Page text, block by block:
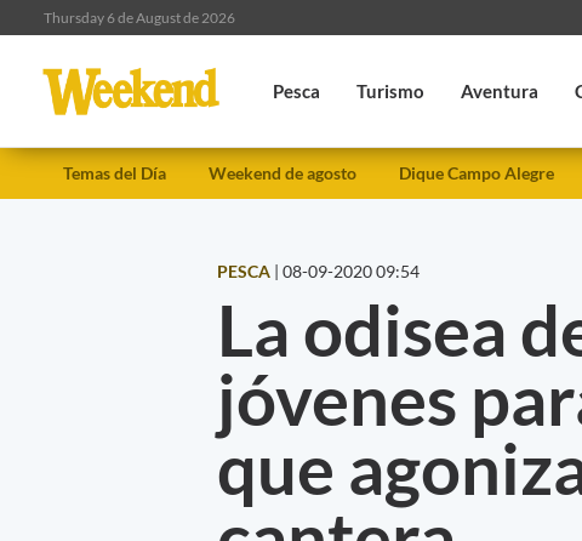
Thursday 6 de August de 2026
Pesca Turismo Aventura
Temas del Día Weekend de agosto Dique Campo Alegre
PESCA | 08-09-2020 09:54
La odisea
jóvenes
que